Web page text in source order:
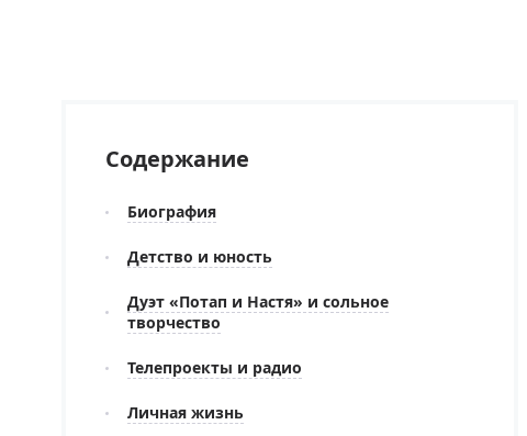
Содержание
Биография
Детство и юность
Дуэт «Потап и Настя» и сольное
творчество
Телепроекты и радио
Личная жизнь